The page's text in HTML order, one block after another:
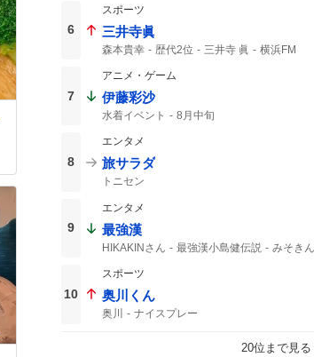
2アウトから
響けユーフォニアム
2アウト
6
スポーツ
三井寺眞
森本貴幸 歴代2位 三井寺 眞
横浜FM
史上最年少
7
アニメ・ゲーム
伊藤彩沙
水着イベント 8月中旬
8
エンタメ
旅サラダ
トニセン
9
エンタメ
最強漢
HIKAKINさん 最強漢小島健伝説
みそきん
10
スポーツ
奥川くん
奥川 ナイスプレー
20位まで見る